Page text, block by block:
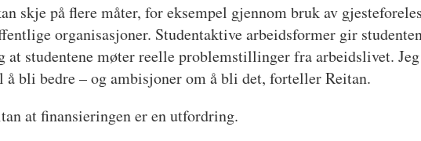
skje på flere måter, for eksempel gjennom bruk av
organisasjoner. Studentaktive arbeidsformer gir
at studentene møter reelle problemstillinger fra arbeidslivet.
bli bedre – og ambisjoner om å bli det, forteller Reitan.
at finansieringen er en utfordring.